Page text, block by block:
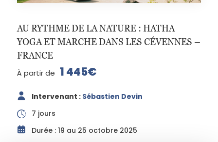
AU RYTHME DE LA NATURE : HATHA
YOGA ET MARCHE DANS LES CÉVENNES –
FRANCE
À partir de 1 445€
7 jours
Durée : 19 au 25 octobre 2025
Intervenant : Sébastien Devin